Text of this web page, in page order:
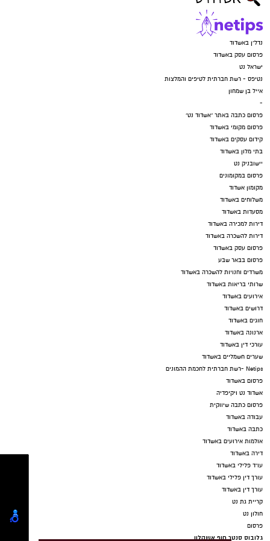
מהות אשדוד
רוצה לעקוב אחרי הערוץ של הקבוצה "אשדוד נט"
ב-WhatsApp לחצו כאן
להורדת אפליקציה של אשדוד נט לחצו כאן
עקבו בפייסבוק
עקבו באינסטגרם
להורדת אפליקציה של אשדוד נט לחצו כאן
עקבו בפייסבוק
נדל"ן באשדוד
פרסום עסק באשדוד
ישראל נט
נטיפס - רשת חברתית לטיפים והמלצות
אייל בן שמחון
-
פרסום כתבה באתר "אשדוד נט"
פרסום מקומי באשדוד
קידום עסקים באשדוד
בתי מלון באשדוד
יישובניק נט
פרסום במקומונים
מקומון אשדוד